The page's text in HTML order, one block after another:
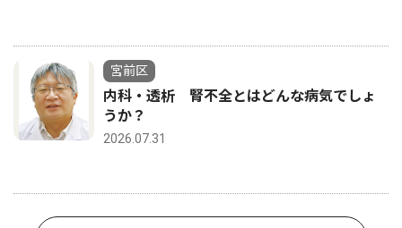
宮前区
内科・透析 腎不全とはどんな病気でしょ
うか？
2026.07.31